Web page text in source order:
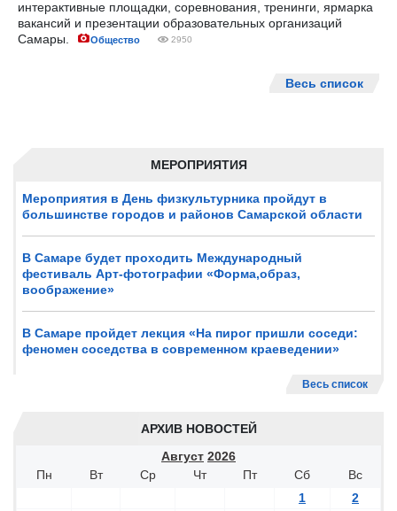
МЕРОПРИЯТИЯ
Мероприятия в День физкультурника пройдут в
большинстве городов и районов Самарской области
В Самаре будет проходить Международный
фестиваль Арт-фотографии «Форма,образ,
воображение»
В Самаре пройдет лекция «На пирог пришли соседи:
феномен соседства в современном краеведении»
Весь список
АРХИВ НОВОСТЕЙ
Август 2026
Пн
Вт Ср Чт Пт Сб
Вс
1
2
интерактивные площадки, соревнования, тренинги, ярмарка
вакансий и презентации образовательных организаций
Самары.
Общество 2950
Весь список